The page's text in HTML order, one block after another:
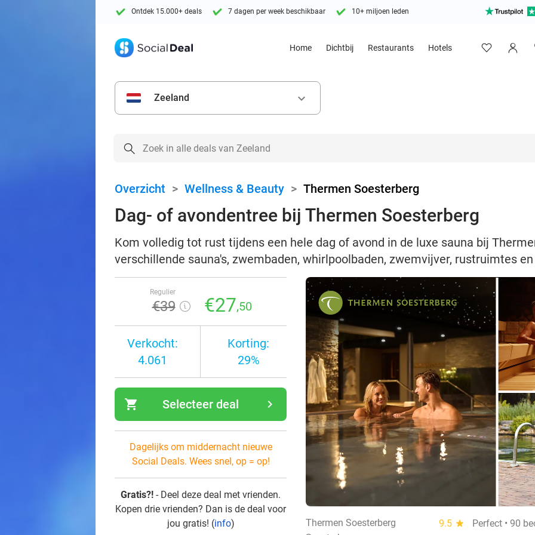
Ontdek 15.000+ deals 7 dagen per week beschikbaar 10+ miljoen leden
Home Dichtbij Restaurants Hotels
Zeeland keyboard_arrow_down
Overzicht > Wellness & Beauty > Thermen Soesterberg
Dag- of avondentree bij Thermen Soesterberg
Kom volledig tot rust tijdens een hele dag of avond in de luxe sauna bij
verschillende sauna's, zwembaden, whirlpoolbaden, zwemvijver, rustruimtes
Regulier
€39 €27,50
Verkocht:
4.061
Korting:
29%
shopping_cart navigate_next
Selecteer deal
Dagelijks om middernacht nieuwe
Social Deals. Wees snel, op = op!
Gratis?! - Deel deze deal met vrienden.
Kopen drie vrienden? Dan is de deal voor
jou gratis! (info) Thermen Soesterberg 9.5 star
Perfect • 90